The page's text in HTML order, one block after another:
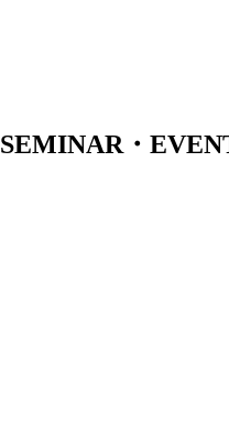
SEMINAR・